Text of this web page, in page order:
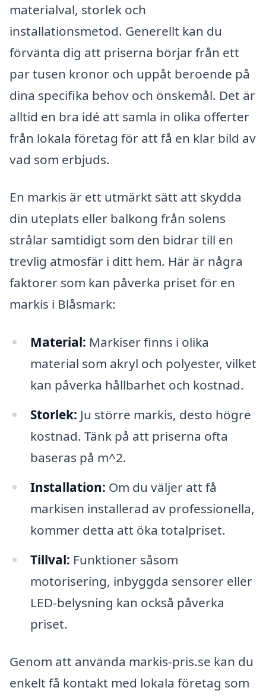
materialval, storlek och
installationsmetod. Generellt kan du
förvänta dig att priserna börjar från ett
par tusen kronor och uppåt beroende på
dina specifika behov och önskemål. Det är
alltid en bra idé att samla in olika offerter
från lokala företag för att få en klar bild av
vad som erbjuds.
En markis är ett utmärkt sätt att skydda
din uteplats eller balkong från solens
strålar samtidigt som den bidrar till en
trevlig atmosfär i ditt hem. Här är några
faktorer som kan påverka priset för en
markis i Blåsmark:
Material: Markiser finns i olika
material som akryl och polyester, vilket
kan påverka hållbarhet och kostnad.
Storlek: Ju större markis, desto högre
kostnad. Tänk på att priserna ofta
baseras på m^2.
Installation: Om du väljer att få
markisen installerad av professionella,
kommer detta att öka totalpriset.
Tillval: Funktioner såsom
motorisering, inbyggda sensorer eller
LED-belysning kan också påverka
priset.
Genom att använda markis-pris.se kan du
enkelt få kontakt med lokala företag som